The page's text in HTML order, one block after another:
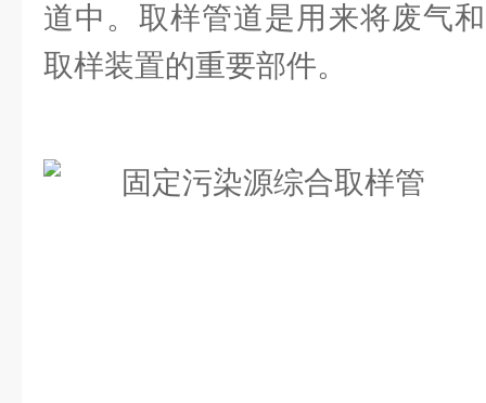
道中。取样管道是用来将废气
取样装置的重要部件。